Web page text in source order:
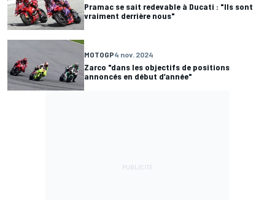
Pramac se sait redevable à Ducati : "Ils sont
vraiment derrière nous"
MOTOGP4 nov. 2024
Zarco "dans les objectifs de positions
annoncés en début d’année"